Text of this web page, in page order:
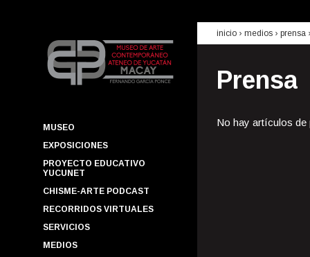
MUSEO
EXPOSICIONES
PROYECTO EDUCATIVO
YUCUNET
CHISME-ARTE PODCAST
RECORRIDOS VIRTUALES
SERVICIOS
MEDIOS
inicio › medios › prensa
Prensa
No hay artículos de